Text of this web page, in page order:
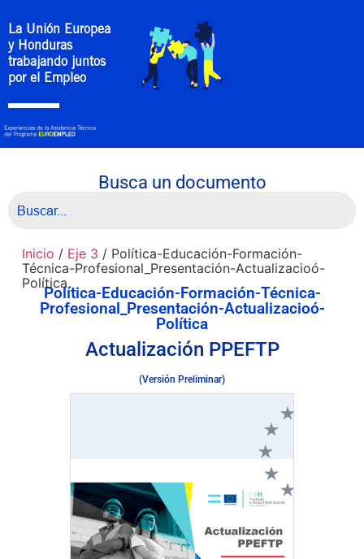
La Unión Europea
y Honduras
trabajando juntos
por el Empleo
Busca un documento
Inicio / Eje 3 / Política-Educación-Formación-
Técnica-Profesional_Presentación-Actualizacioó-
Política
Política-Educación-Formación-Técnica-
Profesional_Presentación-Actualizacioó-
Política
Actualización PPEFTP
(Versión Preliminar)